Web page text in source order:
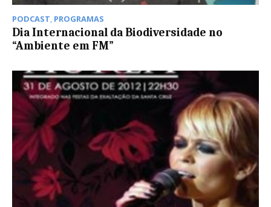
PODCAST, PROGRAMAS
Dia Internacional da Biodiversidade no
“Ambiente em FM”